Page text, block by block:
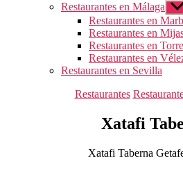
Restaurantes en Málaga
el
Restaurantes en
Restaurantes en
Restaurantes en
Restaurantes en
Restaurantes en Sevilla
Restaurantes
Xatafi
Xatafi Taberna